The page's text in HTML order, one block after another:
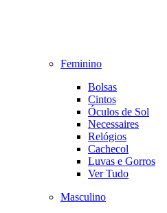
Feminino
Bolsas
Cintos
Óculos de Sol
Necessaires
Relógios
Cachecol
Luvas e Gorros
Ver Tudo
Masculino